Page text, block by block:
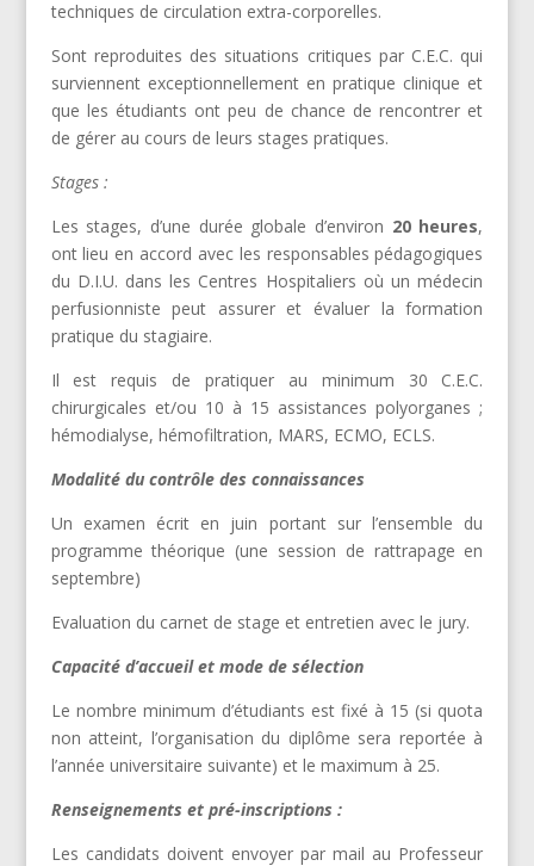
techniques de circulation extra-corporelles.
Sont reproduites des situations critiques par C.E.C. qui
surviennent exceptionnellement en pratique clinique et
que les étudiants ont peu de chance de rencontrer et
de gérer au cours de leurs stages pratiques.
Stages :
Les stages, d’une durée globale d’environ 20 heures,
ont lieu en accord avec les responsables pédagogiques
du D.I.U. dans les Centres Hospitaliers où un médecin
perfusionniste peut assurer et évaluer la formation
pratique du stagiaire.
Il est requis de pratiquer au minimum 30 C.E.C.
chirurgicales et/ou 10 à 15 assistances polyorganes ;
hémodialyse, hémofiltration, MARS, ECMO, ECLS.
Modalité du contrôle des connaissances
Un examen écrit en juin portant sur l’ensemble du
programme théorique (une session de rattrapage en
septembre)
Evaluation du carnet de stage et entretien avec le jury.
Capacité d’accueil et mode de sélection
Le nombre minimum d’étudiants est fixé à 15 (si quota
non atteint, l’organisation du diplôme sera reportée à
l’année universitaire suivante) et le maximum à 25.
Renseignements et pré-inscriptions :
Les candidats doivent envoyer par mail au Professeur